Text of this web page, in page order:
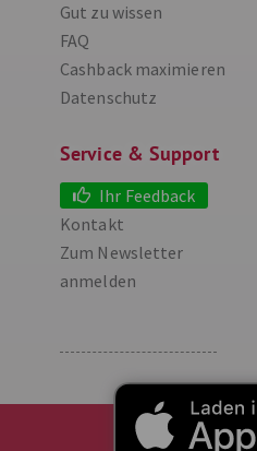
Gut zu wissen
FAQ
Cashback maximieren
Datenschutz
Service & Support
Ihr Feedback
Kontakt
Zum Newsletter
anmelden